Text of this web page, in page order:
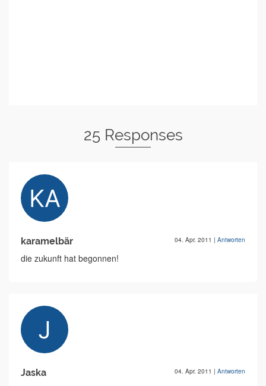
25 Responses
karamelbär 04. Apr. 2011 | Antworten
die zukunft hat begonnen!
Jaska 04. Apr. 2011 | Antworten